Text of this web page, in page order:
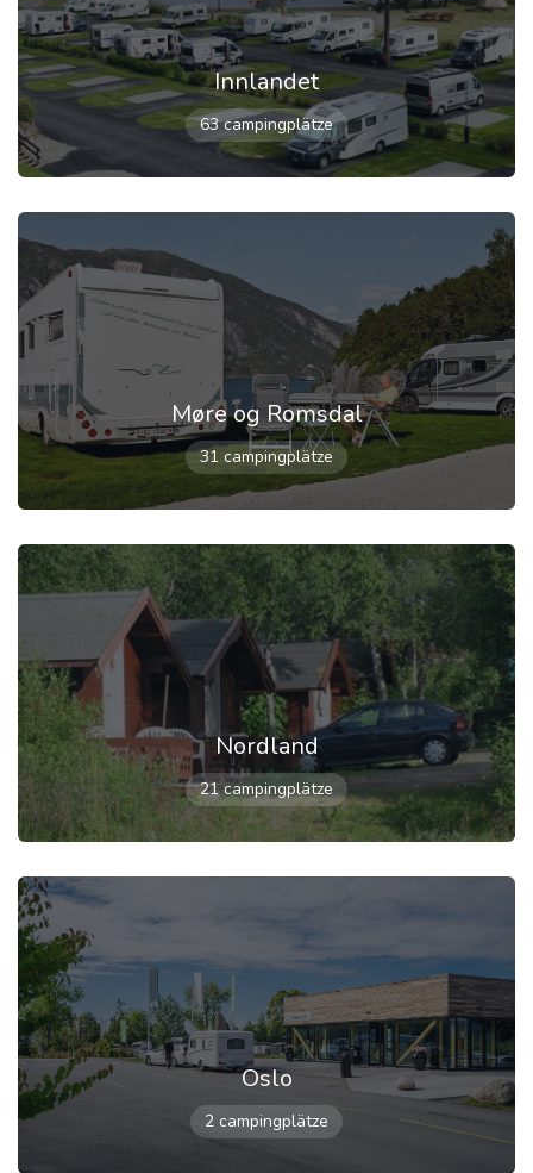
Innlandet
63 campingplätze
Møre og Romsdal
31 campingplätze
Nordland
21 campingplätze
Oslo
2 campingplätze